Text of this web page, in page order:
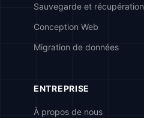
Sauvegarde et récupération
Conception Web
Migration de données
ENTREPRISE
À propos de nous